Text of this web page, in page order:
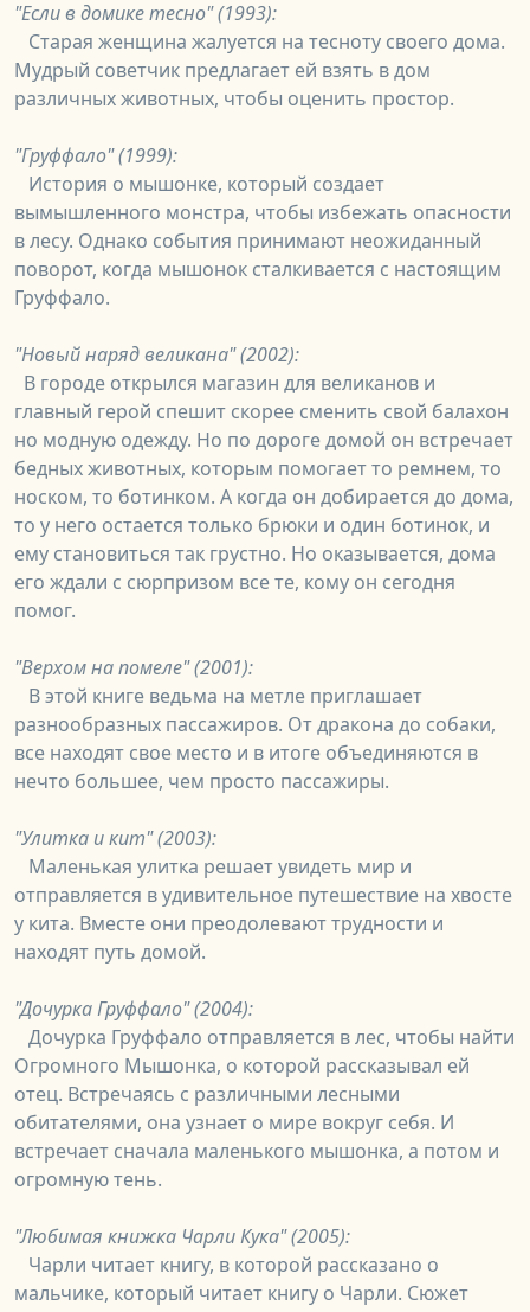
"Если в домике тесно" (1993):
Старая женщина жалуется на тесноту своего дома.
Мудрый советчик предлагает ей взять в дом
различных животных, чтобы оценить простор.
"Груффало" (1999):
История о мышонке, который создает
вымышленного монстра, чтобы избежать опасности
в лесу. Однако события принимают неожиданный
поворот, когда мышонок сталкивается с настоящим
Груффало.
"Новый наряд великана" (2002):
В городе открылся магазин для великанов и
главный герой спешит скорее сменить свой балахон
но модную одежду. Но по дороге домой он встречает
бедных животных, которым помогает то ремнем, то
носком, то ботинком. А когда он добирается до дома,
то у него остается только брюки и один ботинок, и
ему становиться так грустно. Но оказывается, дома
его ждали с сюрпризом все те, кому он сегодня
помог.
"Верхом на помеле" (2001):
В этой книге ведьма на метле приглашает
разнообразных пассажиров. От дракона до собаки,
все находят свое место и в итоге объединяются в
нечто большее, чем просто пассажиры.
"Улитка и кит" (2003):
Маленькая улитка решает увидеть мир и
отправляется в удивительное путешествие на хвосте
у кита. Вместе они преодолевают трудности и
находят путь домой.
"Дочурка Груффало" (2004):
Дочурка Груффало отправляется в лес, чтобы найти
Огромного Мышонка, о которой рассказывал ей
отец. Встречаясь с различными лесными
обитателями, она узнает о мире вокруг себя. И
встречает сначала маленького мышонка, а потом и
огромную тень.
"Любимая книжка Чарли Кука" (2005):
Чарли читает книгу, в которой рассказано о
мальчике, который читает книгу о Чарли. Сюжет